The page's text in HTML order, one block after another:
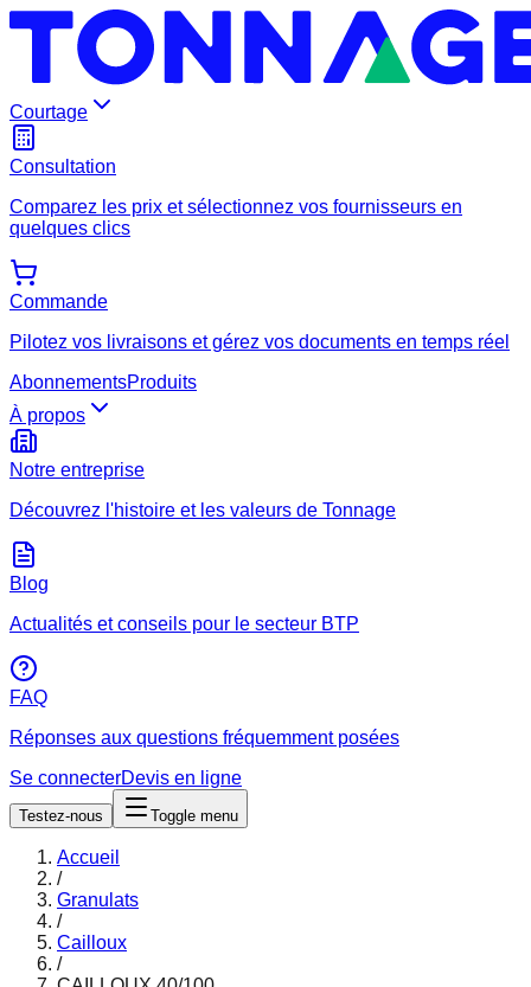
Courtage
Consultation
Comparez les prix et sélectionnez vos fournisseurs en
quelques clics
Commande
Pilotez vos livraisons et gérez vos documents en temps réel
AbonnementsProduits
À propos
Notre entreprise
Découvrez l'histoire et les valeurs de Tonnage
Blog
Actualités et conseils pour le secteur BTP
FAQ
Réponses aux questions fréquemment posées
Se connecterDevis en ligne
Testez-nous Toggle menu
Accueil
/
Granulats
/
Cailloux
/